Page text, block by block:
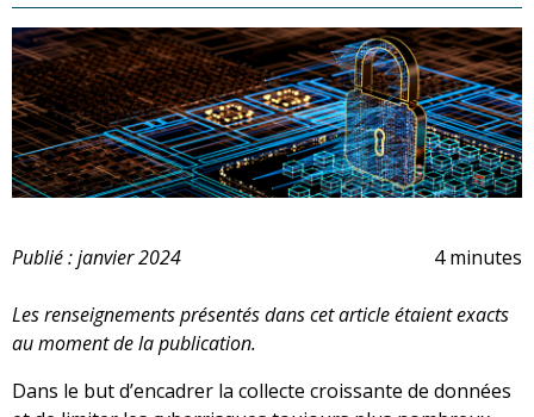
4 minutes
Publié : janvier 2024
Les renseignements présentés dans cet article étaient exacts
au moment de la publication.
Dans le but d’encadrer la collecte croissante de données